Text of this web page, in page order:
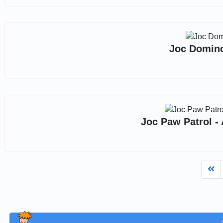
Joc
Joc Paw Patrol -